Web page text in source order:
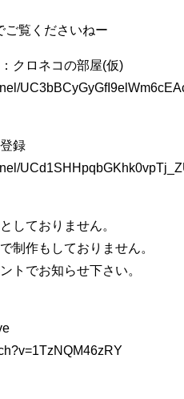
ご覧くださいねー
クロネコの部屋(仮)
録
しておりません。
制作もしておりません。
トでお知らせ下さい。